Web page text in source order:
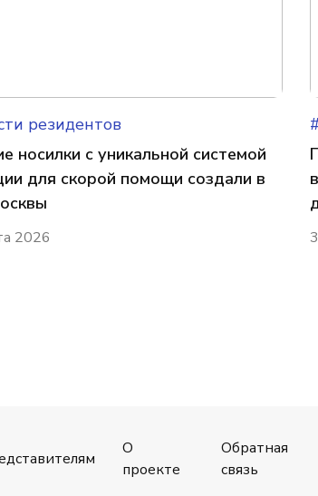
резидентов
носилки с уникальной системой
для скорой помощи создали в
2026
О
проекте
Обратная
связь